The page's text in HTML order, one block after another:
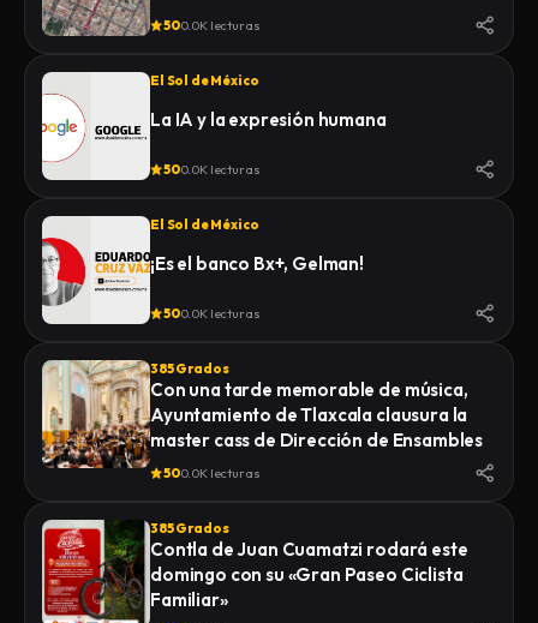
500.0K lecturas
El Sol de México
La IA y la expresión humana
500.0K lecturas
El Sol de México
¡Es el banco Bx+, Gelman!
500.0K lecturas
385 Grados
Con una tarde memorable de música,
Ayuntamiento de Tlaxcala clausura la
master cass de Dirección de Ensambles
500.0K lecturas
385 Grados
Contla de Juan Cuamatzi rodará este
domingo con su «Gran Paseo Ciclista
Familiar»